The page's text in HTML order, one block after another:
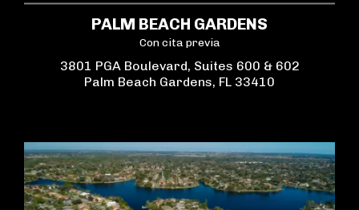
PALM BEACH GARDENS
Con cita previa
3801 PGA Boulevard, Suites 600 & 602
Palm Beach Gardens, FL 33410